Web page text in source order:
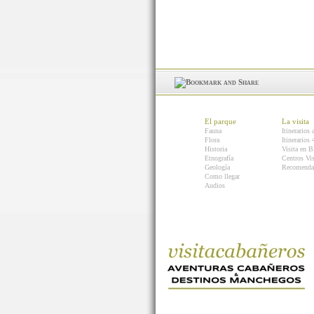
El parque
Fauna
Flora
Historia
Etnografía
Geología
Como llegar
Audios
La visita
Itinerarios
Itinerarios
Visita en
Centros